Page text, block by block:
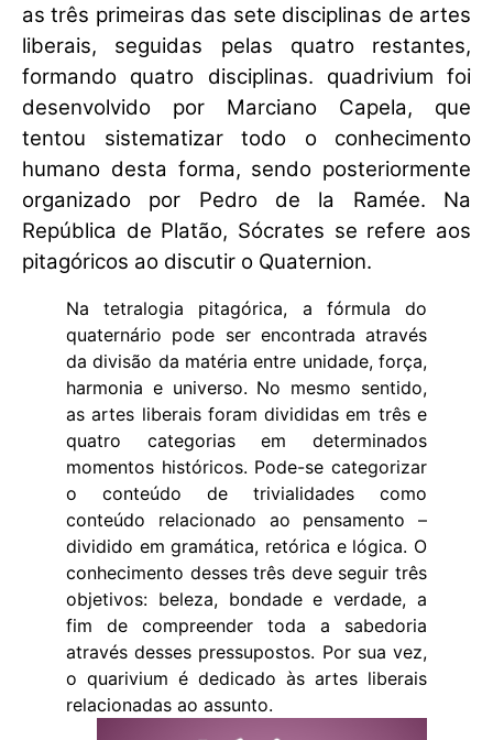
as três primeiras das sete disciplinas de artes
liberais, seguidas pelas quatro restantes,
formando quatro disciplinas. quadrivium foi
desenvolvido por Marciano Capela, que
tentou sistematizar todo o conhecimento
humano desta forma, sendo posteriormente
organizado por Pedro de la Ramée. Na
República de Platão, Sócrates se refere aos
pitagóricos ao discutir o Quaternion.
Na tetralogia pitagórica, a fórmula do
quaternário pode ser encontrada através
da divisão da matéria entre unidade, força,
harmonia e universo. No mesmo sentido,
as artes liberais foram divididas em três e
quatro categorias em determinados
momentos históricos. Pode-se categorizar
o conteúdo de trivialidades como
conteúdo relacionado ao pensamento –
dividido em gramática, retórica e lógica. O
conhecimento desses três deve seguir três
objetivos: beleza, bondade e verdade, a
fim de compreender toda a sabedoria
através desses pressupostos. Por sua vez,
o quarivium é dedicado às artes liberais
relacionadas ao assunto.